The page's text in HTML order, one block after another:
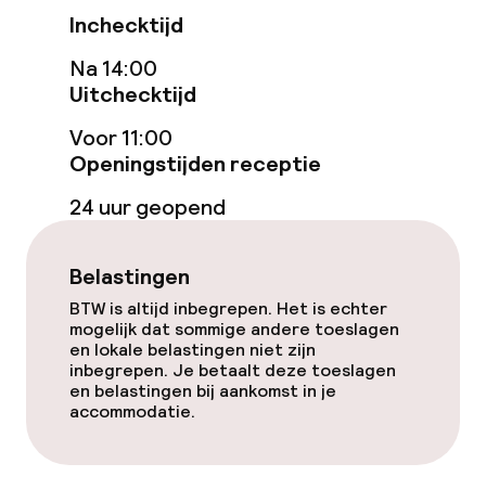
TV lounge
Eet- en drinkgelegenheden
Bar
Eet- en drinkdiensten
Ontbijtbuffet
Roomservice
Vroeg ontbijt
Inchecktijd
Na 14:00
Uitchecktijd
Voor 11:00
Openingstijden receptie
24 uur geopend
Belastingen
BTW is altijd inbegrepen. Het is echter
mogelijk dat sommige andere toeslagen
en lokale belastingen niet zijn
inbegrepen. Je betaalt deze toeslagen
en belastingen bij aankomst in je
accommodatie.